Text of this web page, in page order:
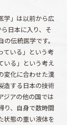
学」は以前から広
日本に入り、そ
伝統医学です。
ている」という考
いる」という考え
変化に合わせた漢
造する日本の技術
ジアの他の国では
り、自身で数時間
状態の重い液体を